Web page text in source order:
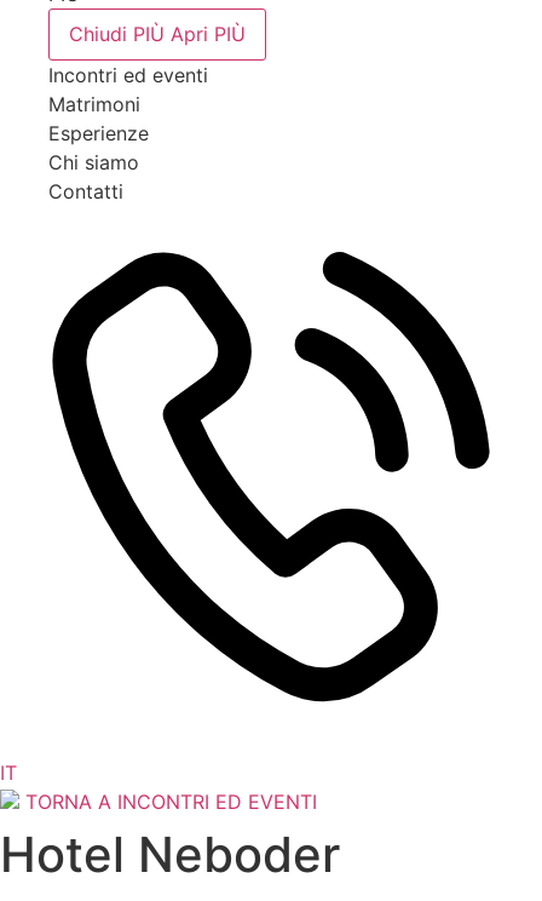
Chiudi PIÙ Apri PIÙ
Incontri ed eventi
Matrimoni
Esperienze
Chi siamo
Contatti
IT
DE
TORNA A INCONTRI ED EVENTI
Hotel Neboder